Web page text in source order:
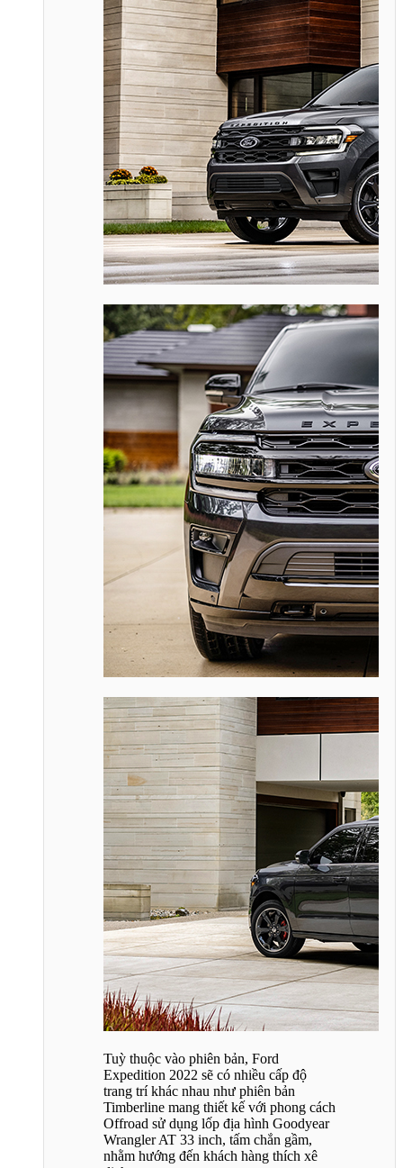
Tuỳ thuộc vào phiên bản, Ford
Expedition 2022 sẽ có nhiều cấp độ
trang trí khác nhau như phiên bản
Timberline mang thiết kế với phong cách
Offroad sử dụng lốp địa hình Goodyear
Wrangler AT 33 inch, tấm chắn gầm,
nhằm hướng đến khách hàng thích xê